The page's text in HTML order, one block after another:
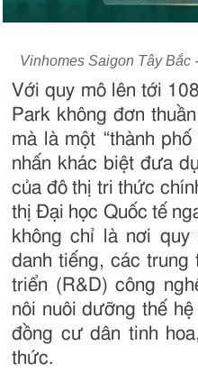
Vinhomes Saigon Tây Bắc
Với quy mô lên tới
Park không đơn
mà là một “thành
nhấn khác biệt đưa
của đô thị tri thức
thị Đại học Quốc tế
không chỉ là nơi
danh tiếng, các trung
triển (R&D) công
nôi nuôi dưỡng thế
đồng cư dân tinh
thức.